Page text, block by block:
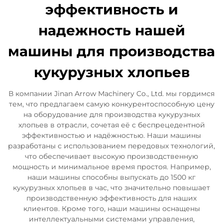
эффективность и
надежность нашей
машины для производства
кукурузных хлопьев
В компании Jinan Arrow Machinery Co., Ltd. мы гордимся
тем, что предлагаем самую конкурентоспособную цену
на оборудование для производства кукурузных
хлопьев в отрасли, сочетая её с беспрецедентной
эффективностью и надёжностью. Наши машины
разработаны с использованием передовых технологий,
что обеспечивает высокую производственную
мощность и минимальное время простоя. Например,
наши машины способны выпускать до 1500 кг
кукурузных хлопьев в час, что значительно повышает
производственную эффективность для наших
клиентов. Кроме того, наши машины оснащены
интеллектуальными системами управления,